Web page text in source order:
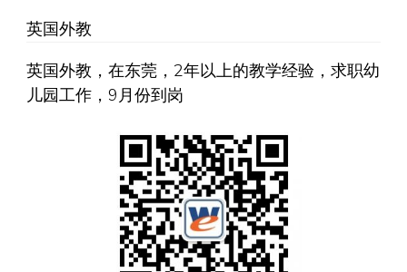
英国外教
英国外教，在东莞，2年以上的教学经验，求职幼
儿园工作，9月份到岗